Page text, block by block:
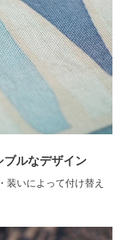
ブルなデザイン
装いによって付け替え